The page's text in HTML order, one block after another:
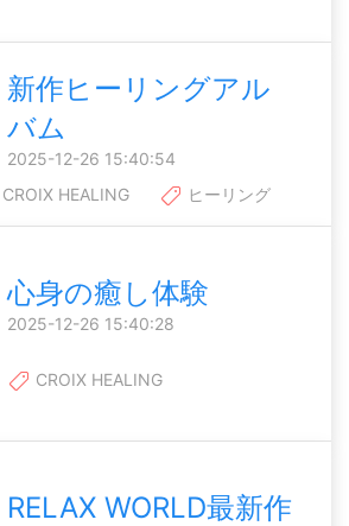
新作ヒーリングアル
バム
2025-12-26 15:40:54
CROIX HEALING ヒーリング
心身の癒し体験
2025-12-26 15:40:28
CROIX HEALING
RELAX WORLD最新作